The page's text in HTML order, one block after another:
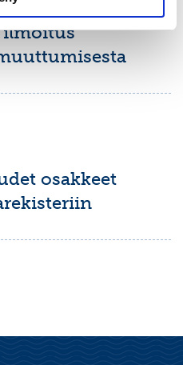
9 luvun 10
ilmoitus
osakkeet